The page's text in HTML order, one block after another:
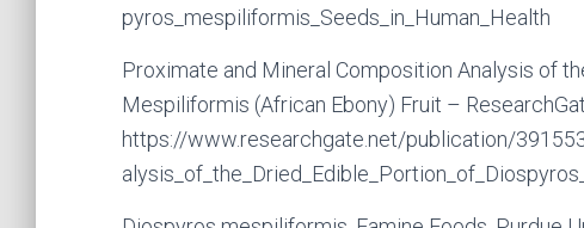
pyros_mespiliformis_Seeds_in_Human_Health
Proximate and Mineral Composition Analysis of
Mespiliformis (African Ebony) Fruit –
https://www.researchgate.net/publication/